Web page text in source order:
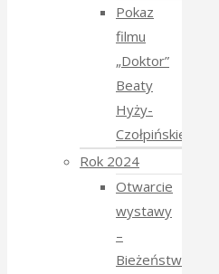
Pokaz
filmu
„Doktor”
Beaty
Hyży-
Czołpińskiej
Rok 2024
Otwarcie
wystawy
–
Bieżeństwo